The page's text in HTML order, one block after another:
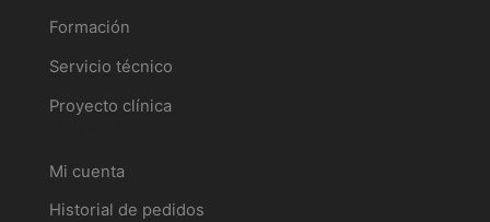
Formación
Servicio técnico
Proyecto clínica
Mi cuenta
Historial de pedidos